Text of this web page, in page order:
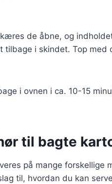
de åbne, og
i skindet. Top med
i ovnen i ca. 10-15
til bagte
på mange forskellige
til, hvordan du kan